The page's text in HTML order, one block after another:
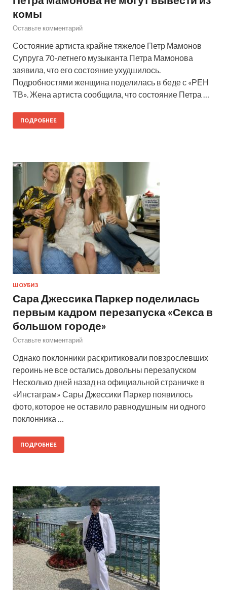
комы
Оставьте комментарий
Состояние артиста крайне тяжелое Петр Мамонов
Супруга 70-летнего музыканта Петра Мамонова
заявила, что его состояние ухудшилось.
Подробностями женщина поделилась в беде с «РЕН
ТВ». Жена артиста сообщила, что состояние Петра …
ПОДРОБНЕЕ
ШОУБИЗ
Сара Джессика Паркер поделилась
первым кадром перезапуска «Секса в
большом городе»
Оставьте комментарий
Однако поклонники раскритиковали повзрослевших
героинь не все остались довольны перезапуском
Несколько дней назад на официальной страничке в
«Инстаграм» Сары Джессики Паркер появилось
фото, которое не оставило равнодушным ни одного
поклонника …
ПОДРОБНЕЕ